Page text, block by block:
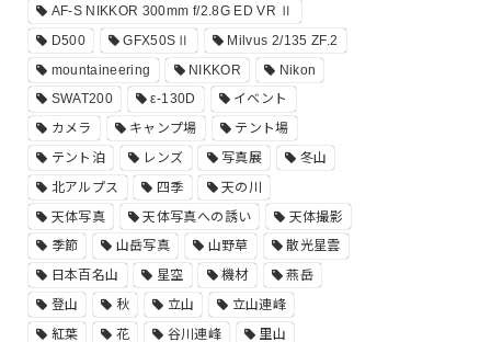
AF-S NIKKOR 300mm f/2.8G ED VR Ⅱ
D500
GFX50SⅡ
Milvus 2/135 ZF.2
mountaineering
NIKKOR
Nikon
SWAT200
ε-130D
イベント
カメラ
キャンプ場
テント場
テント泊
レンズ 写真展
冬山
北アルプス
四季
天の川
天体写真
天体写真への誘い
天体撮影
季節
山岳写真 山野草
散光星雲
日本百名山
星空 機材
燕岳
登山
秋 立山
立山連峰
紅葉
花 谷川連峰
里山